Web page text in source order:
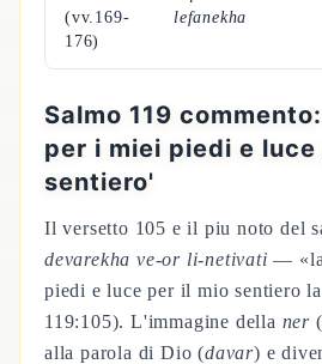
(vv.169-
176)
lefanekha
Salmo 119
per i miei piedi e
sentiero'
Il versetto 105 e il piu noto del
devarekha ve-or li-netivati —
piedi e luce per il mio sentiero
119:105). L'immagine della ner
alla parola di Dio (davar) e